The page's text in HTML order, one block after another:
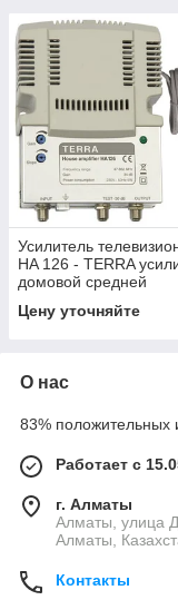
Усилитель
HA 126 - TERRA
домовой средней
Цену уточняйте
О нас
83% положительных
Работает с
г. Алматы
Алматы, улица
Алматы,
Контакты